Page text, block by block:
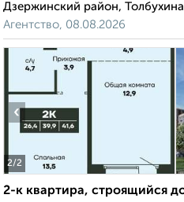
Дзержинский район,
Агентство, 08.08.2026
2/2
‹
2-к квартира, строящийся